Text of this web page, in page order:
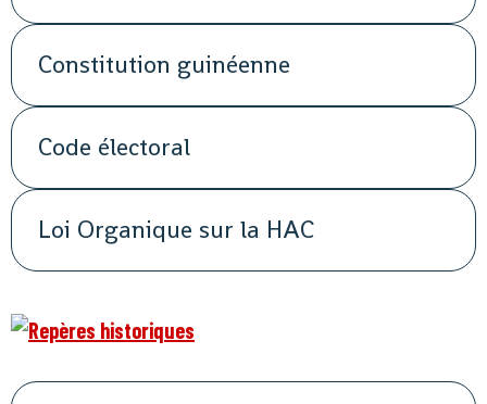
Constitution guinéenne
Code électoral
Loi Organique sur la HAC